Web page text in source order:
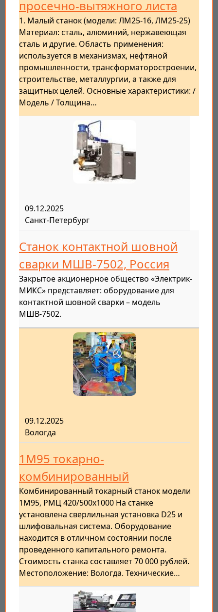
просечно-вытяжного листа
1. Малый станок (модели: ЛМ25-16, ЛМ25-25)
Материал: сталь, алюминий, нержавеющая
сталь и другие. Область применения:
используется в механизмах, нефтяной
промышленности, трансформаторостроении,
строительстве, металлургии, а также для
защитных целей. Основные характеристики: /
Модель / Толщина…
09.12.2025
Санкт-Петербург
Станок контактной шовной
сварки МШВ-7502, Россия
Закрытое акционерное общество «Электрик-
МИКС» представляет: оборудование для
контактной шовной сварки – модель
МШВ-7502.
09.12.2025
Вологда
1М95 токарно-
комбинированный
Комбинированный токарный станок модели
1М95, РМЦ 420/500х1000 На станке
установлена сверлильная установка D25 и
шлифовальная система. Оборудование
находится в отличном состоянии после
проведенного капитального ремонта.
Стоимость станка составляет 70 000 рублей.
Местоположение: Вологда. Технические…